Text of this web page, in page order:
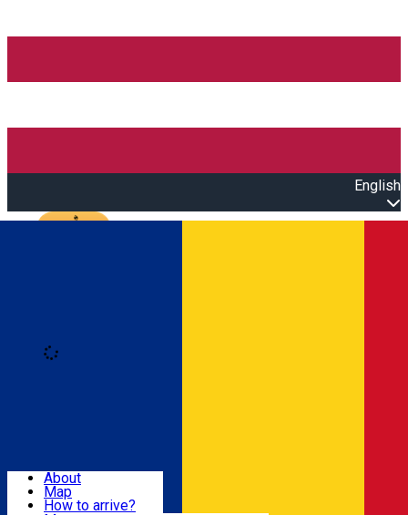
English
Attractions
About
Map
How to arrive?